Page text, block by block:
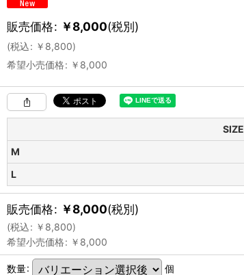
販売価格: ￥8,000(税別)
(税込: ￥ 8,800)
希望小売価格: ￥ 8,000
SIZE
M
L
販売価格: ￥8,000(税別)
(税込: ￥ 8,800)
希望小売価格: ￥ 8,000
数量: 個